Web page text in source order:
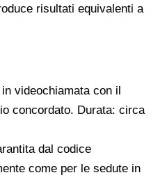
risultati equivalenti a
videochiamata con il
concordato. Durata: circa
dal codice
come per le sedute in